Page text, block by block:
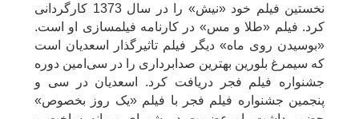
نخستین فیلم خود «نیش» را در سال 1373 کارگردانی
کرد. فیلم «طلا و مس» در کارنامه فیلمسازی او است.
«بوسیدن روی ماه» دیگر فیلم تاثیرگذار اسعدیان است
که سیمرغ بلورین بهترین صدابرداری را در سی‌امین دوره
جشنواره فیلم فجر دریافت کرد. اسعدیان در سی و
پنجمین جشنواره فیلم فجر با فیلم «یک روز بخصوص»